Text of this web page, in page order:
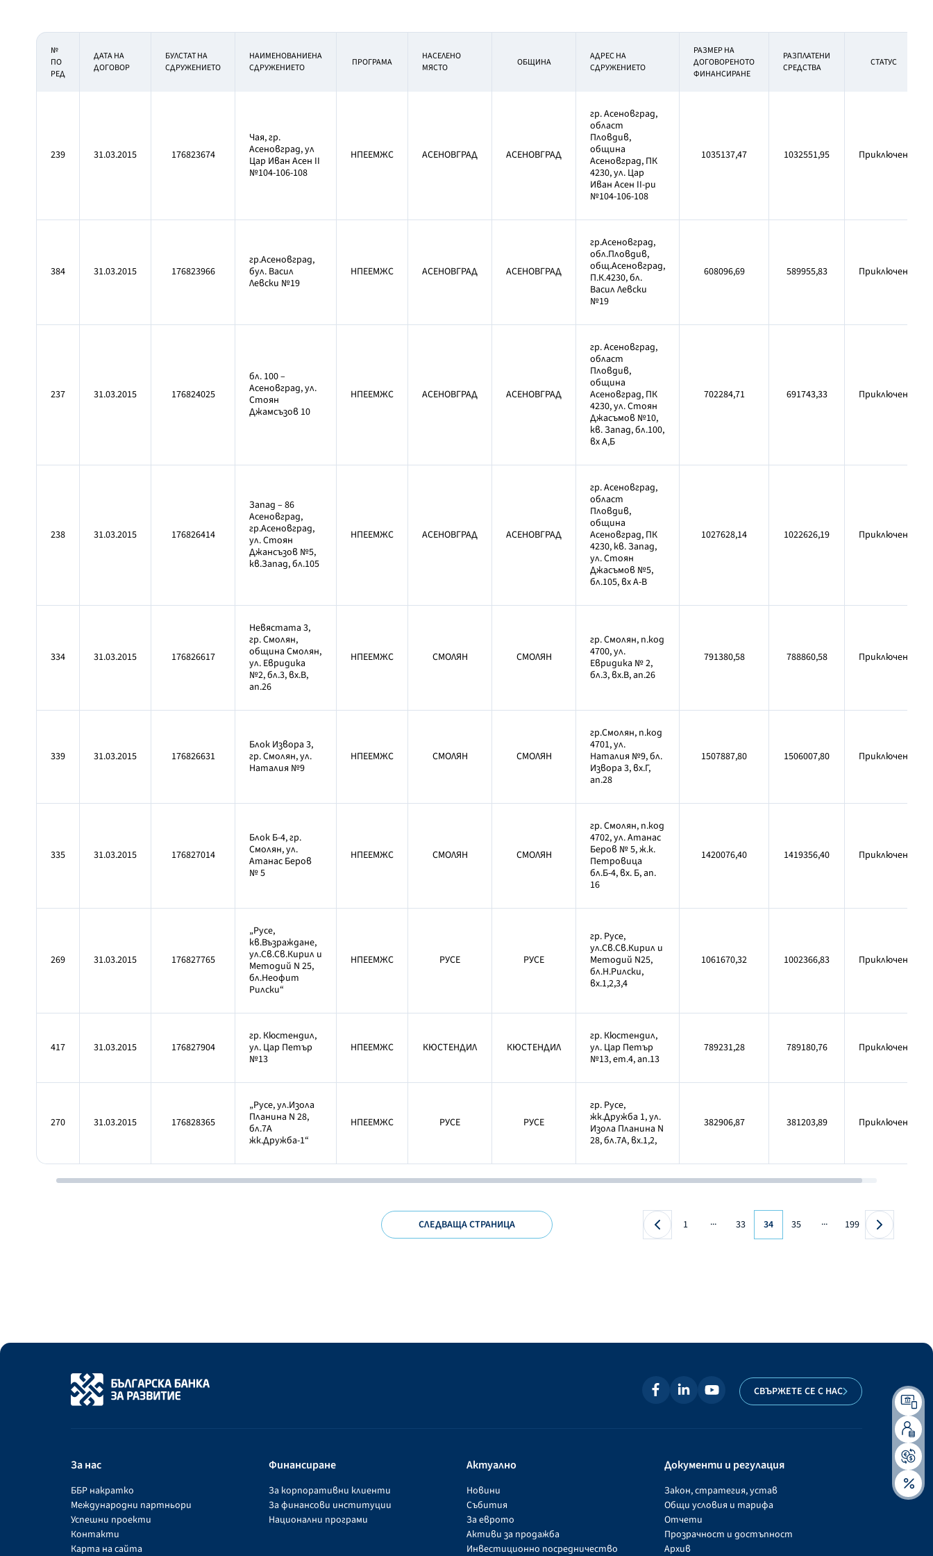
№
ПО
РЕД
ДАТА НА
ДОГОВОР
БУЛСТАТ НА
СДРУЖЕНИЕТО
НАИМЕНОВАНИЕНА
СДРУЖЕНИЕТО
ПРОГРАМА
НАСЕЛЕНО
МЯСТО
ОБЩИНА
АДРЕС НА
СДРУЖЕНИЕТО
РАЗМЕР НА
ДОГОВОРЕНОТО
ФИНАНСИРАНЕ
РАЗПЛАТЕНИ
СРЕДСТВА
СТАТУС
239 31.03.2015 176823674
Чая, гр.
Асеновград, ул
Цар Иван Асен II
№104-106-108
НПЕЕМЖС АСЕНОВГРАД АСЕНОВГРАД
гр. Асеновград,
област
Пловдив,
община
Асеновград, ПК
4230, ул. Цар
Иван Асен II-ри
№104-106-108
1035137,47 1032551,95 Приключен
384 31.03.2015 176823966
гр.Асеновград,
бул. Васил
Левски №19
НПЕЕМЖС АСЕНОВГРАД АСЕНОВГРАД
гр.Асеновград,
обл.Пловдив,
общ.Асеновград,
П.К.4230, бл.
Васил Левски
№19
608096,69 589955,83 Приключен
237 31.03.2015 176824025
бл. 100 –
Асеновград, ул.
Стоян
Джамсъзов 10
НПЕЕМЖС АСЕНОВГРАД АСЕНОВГРАД
гр. Асеновград,
област
Пловдив,
община
Асеновград, ПК
4230, ул. Стоян
Джасъмов №10,
кв. Запад, бл.100,
вх А,Б
702284,71 691743,33 Приключен
238 31.03.2015 176826414
Запад – 86
Асеновград,
гр.Асеновград,
ул. Стоян
Джансъзов №5,
кв.Запад, бл.105
НПЕЕМЖС АСЕНОВГРАД АСЕНОВГРАД
гр. Асеновград,
област
Пловдив,
община
Асеновград, ПК
4230, кв. Запад,
ул. Стоян
Джасъмов №5,
бл.105, вх А-В
1027628,14 1022626,19 Приключен
334 31.03.2015 176826617
Невястата 3,
гр. Смолян,
община Смолян,
ул. Евридика
№2, бл.3, вх.В,
ап.26
НПЕЕМЖС СМОЛЯН СМОЛЯН
гр. Смолян, п.код
4700, ул.
Евридика № 2,
бл.3, вх.В, ап.26
791380,58 788860,58 Приключен
339 31.03.2015 176826631
Блок Извора 3,
гр. Смолян, ул.
Наталия №9
НПЕЕМЖС СМОЛЯН СМОЛЯН
гр.Смолян, п.код
4701, ул.
Наталия №9, бл.
Извора 3, вх.Г,
ап.28
1507887,80 1506007,80 Приключен
335 31.03.2015 176827014
Блок Б-4, гр.
Смолян, ул.
Атанас Беров
№ 5
НПЕЕМЖС СМОЛЯН СМОЛЯН
гр. Смолян, п.код
4702, ул. Атанас
Беров № 5, ж.к.
Петровица
бл.Б-4, вх. Б, ап.
16
1420076,40 1419356,40 Приключен
269 31.03.2015 176827765
„Русе,
кв.Възраждане,
ул.Св.Св.Кирил и
Методий N 25,
бл.Неофит
Рилски“
НПЕЕМЖС РУСЕ РУСЕ
гр. Русе,
ул.Св.Св.Кирил и
Методий N25,
бл.Н.Рилски,
вх.1,2,3,4
1061670,32 1002366,83 Приключен
417 31.03.2015 176827904
гр. Кюстендил,
ул. Цар Петър
№13
НПЕЕМЖС КЮСТЕНДИЛ КЮСТЕНДИЛ
гр. Кюстендил,
ул. Цар Петър
№13, ет.4, ап.13
789231,28 789180,76 Приключен
270 31.03.2015 176828365
„Русе, ул.Изола
Планина N 28,
бл.7А
жк.Дружба-1“
НПЕЕМЖС РУСЕ РУСЕ
гр. Русе,
жк.Дружба 1, ул.
Изола Планина N
28, бл.7А, вх.1,2,
382906,87 381203,89 Приключен
СЛЕДВАЩА СТРАНИЦА 1 ... 33 34 35 ... 199
СВЪРЖЕТЕ СЕ С НАС
За нас
ББР накратко
Международни партньори
Успешни проекти
Контакти
Карта на сайта
Финансиране
За корпоративни клиенти
За финансови институции
Национални програми
Актуално
Новини
Събития
За еврото
Активи за продажба
Инвестиционно посредничество
Документи и регулация
Закон, стратегия, устав
Общи условия и тарифа
Отчети
Прозрачност и достъпност
Архив